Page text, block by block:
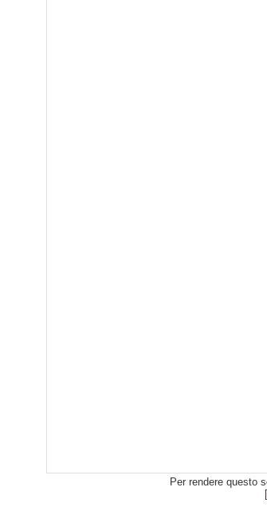
Per rendere questo
[